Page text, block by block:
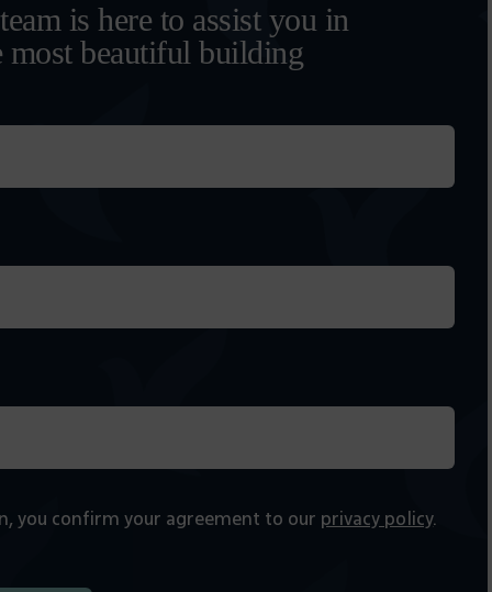
is here to assist you in
most beautiful building
you confirm your agreement to our privacy policy.